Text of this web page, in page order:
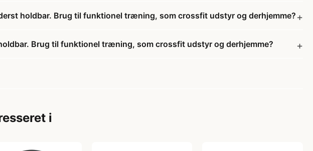
holdbar. Brug til funktionel træning, som crossfit udstyr og derhjemme?
Brug til funktionel træning, som crossfit udstyr og derhjemme?
i